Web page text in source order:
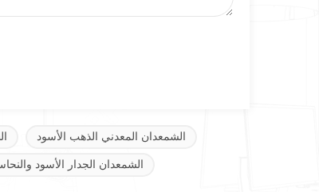
الشمعدان المعدني الذهب الأسود
الشمعدان الجدار الأسود